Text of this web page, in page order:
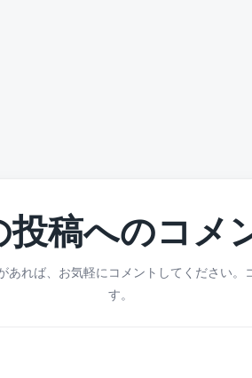
投稿へのコメ
あれば、お気軽にコメントしてください。
す。